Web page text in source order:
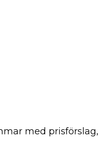
med prisförslag,